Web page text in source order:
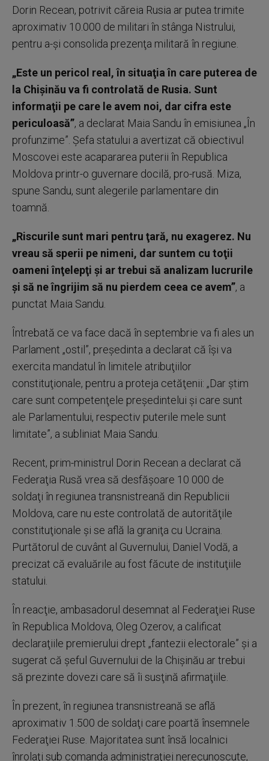
Dorin Recean, potrivit căreia Rusia ar putea trimite
aproximativ 10.000 de militari în stânga Nistrului,
pentru a-şi consolida prezenţa militară în regiune.
„Este un pericol real, în situaţia în care puterea de
la Chişinău va fi controlată de Rusia. Sunt
informaţii pe care le avem noi, dar cifra este
periculoasă”, a declarat Maia Sandu în emisiunea „În
profunzime”. Şefa statului a avertizat că obiectivul
Moscovei este acapararea puterii în Republica
Moldova printr-o guvernare docilă, pro-rusă. Miza,
spune Sandu, sunt alegerile parlamentare din
toamnă.
„Riscurile sunt mari pentru ţară, nu exagerez. Nu
vreau să sperii pe nimeni, dar suntem cu toţii
oameni înţelepţi şi ar trebui să analizam lucrurile
şi să ne îngrijim să nu pierdem ceea ce avem”, a
punctat Maia Sandu.
Întrebată ce va face dacă în septembrie va fi ales un
Parlament „ostil”, preşedinta a declarat că îşi va
exercita mandatul în limitele atribuţiilor
constituţionale, pentru a proteja cetăţenii: „Dar ştim
care sunt competenţele preşedintelui şi care sunt
ale Parlamentului, respectiv puterile mele sunt
limitate”, a subliniat Maia Sandu.
Recent, prim-ministrul Dorin Recean a declarat că
Federaţia Rusă vrea să desfăşoare 10 000 de
soldaţi în regiunea transnistreană din Republicii
Moldova, care nu este controlată de autorităţile
constituţionale şi se află la graniţa cu Ucraina.
Purtătorul de cuvânt al Guvernului, Daniel Vodă, a
precizat că evaluările au fost făcute de instituţiile
statului.
În reacţie, ambasadorul desemnat al Federaţiei Ruse
în Republica Moldova, Oleg Ozerov, a calificat
declaraţiile premierului drept „fantezii electorale” şi a
sugerat că şeful Guvernului de la Chişinău ar trebui
să prezinte dovezi care să îi susţină afirmaţiile.
În prezent, în regiunea transnistreană se află
aproximativ 1.500 de soldaţi care poartă însemnele
Federaţiei Ruse. Majoritatea sunt însă localnici
înrolaţi sub comanda administraţiei nerecunoscute,